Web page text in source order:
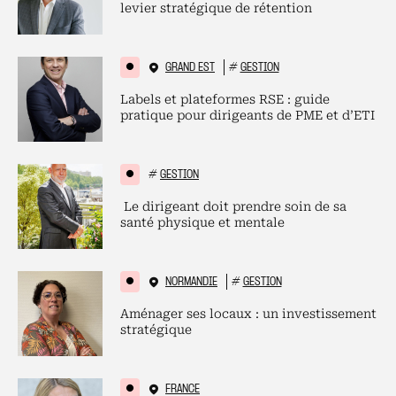
levier stratégique de rétention
GRAND EST # GESTION
Labels et plateformes RSE : guide
pratique pour dirigeants de PME et d’ETI
# GESTION
Le dirigeant doit prendre soin de sa
santé physique et mentale
NORMANDIE # GESTION
Aménager ses locaux : un investissement
stratégique
FRANCE